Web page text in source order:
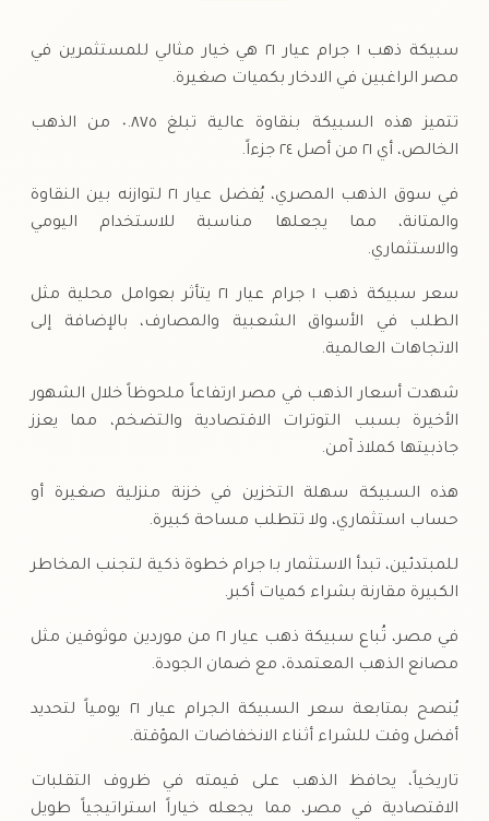
سبيكة ذهب ١ جرام عيار ٢١ هي خيار مثالي للمستثمرين في
مصر الراغبين في الادخار بكميات صغيرة.
تتميز هذه السبيكة بنقاوة عالية تبلغ ٠.٨٧٥ من الذهب
الخالص، أي ٢١ من أصل ٢٤ جزءاً.
في سوق الذهب المصري، يُفضل عيار ٢١ لتوازنه بين النقاوة
والمتانة، مما يجعلها مناسبة للاستخدام اليومي
والاستثماري.
سعر سبيكة ذهب ١ جرام عيار ٢١ يتأثر بعوامل محلية مثل
الطلب في الأسواق الشعبية والمصارف، بالإضافة إلى
الاتجاهات العالمية.
شهدت أسعار الذهب في مصر ارتفاعاً ملحوظاً خلال الشهور
الأخيرة بسبب التوترات الاقتصادية والتضخم، مما يعزز
جاذبيتها كملاذ آمن.
هذه السبيكة سهلة التخزين في خزنة منزلية صغيرة أو
حساب استثماري، ولا تتطلب مساحة كبيرة.
للمبتدئين، تبدأ الاستثمار بـ١ جرام خطوة ذكية لتجنب المخاطر
الكبيرة مقارنة بشراء كميات أكبر.
في مصر، تُباع سبيكة ذهب عيار ٢١ من موردين موثوقين مثل
مصانع الذهب المعتمدة، مع ضمان الجودة.
يُنصح بمتابعة سعر السبيكة الجرام عيار ٢١ يومياً لتحديد
أفضل وقت للشراء أثناء الانخفاضات المؤقتة.
تاريخياً، يحافظ الذهب على قيمته في ظروف التقلبات
الاقتصادية في مصر، مما يجعله خياراً استراتيجياً طويل